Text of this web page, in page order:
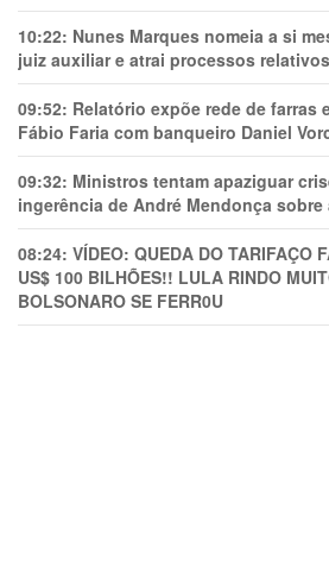
10:22: Nunes Marques nomeia a si
juiz auxiliar e atrai processos
09:52: Relatório expõe rede de farras
Fábio Faria com banqueiro Daniel
09:32: Ministros tentam apaziguar
ingerência de André Mendonça sobre
08:24: VÍDEO: QUEDA DO TARIFAÇO
US$ 100 BILHÕES!! LULA RINDO
BOLSONARO SE FERR0U